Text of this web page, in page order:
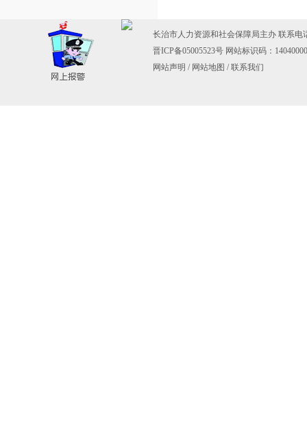
长治市人力资源和社会保障局主办 联系电
晋ICP备05005523号 网站标识码：
网站声明 / 网站地图 / 联系我们